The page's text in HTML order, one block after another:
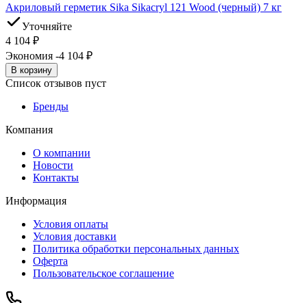
Акриловый герметик Sika Sikacryl 121 Wood (черный) 7 кг
Уточняйте
4 104 ₽
Экономия -4 104 ₽
В корзину
Список отзывов пуст
Бренды
Компания
О компании
Новости
Контакты
Информация
Условия оплаты
Условия доставки
Политика обработки персональных данных
Оферта
Пользовательское соглашение